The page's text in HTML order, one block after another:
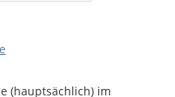
(hauptsächlich) im